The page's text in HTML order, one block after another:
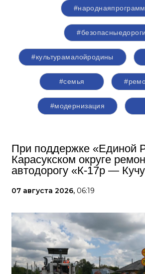
#безопасныедороги
#культурамалойродины
#семья
#модернизация
При поддержке «Единой
Карасукском округе
автодорогу «К-17р —
07 августа 2026, 06:19